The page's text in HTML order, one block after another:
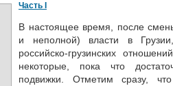
Часть I
В настоящее время, после
и неполной) власти в
российско-грузинских
некоторые, пока что
подвижки. Отметим сразу,